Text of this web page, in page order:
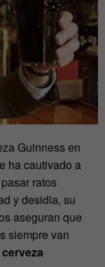
Guinness en
ha cautivado a
ratos
y desidia, su
aseguran que
siempre van